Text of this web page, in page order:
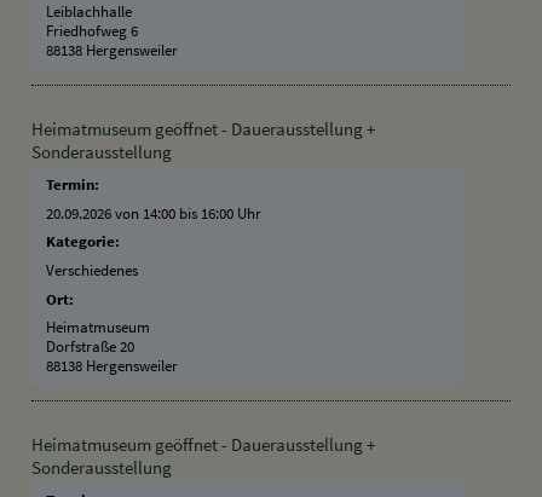
Leiblachhalle
Friedhofweg 6
88138 Hergensweiler
Heimatmuseum geöffnet - Dauerausstellung +
Sonderausstellung
Termin:
20.09.2026 von 14:00 bis 16:00 Uhr
Kategorie:
Verschiedenes
Ort:
Heimatmuseum
Dorfstraße 20
88138 Hergensweiler
Heimatmuseum geöffnet - Dauerausstellung +
Sonderausstellung